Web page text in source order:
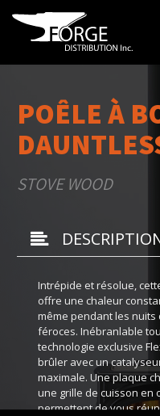
POÊLE À
STOVE WOOD
Intrépide et résolue,
offre une chaleur
même pendant les nuits
féroces. Inébranlable
technologie exclusive
brûler avec un
maximale. Une plaque
une grille de cuisson en
permettent de vous